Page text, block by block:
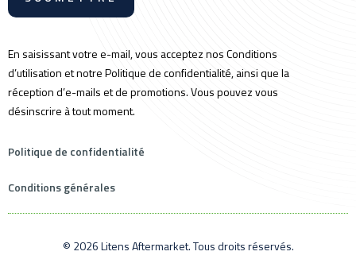
En saisissant votre e-mail, vous acceptez nos Conditions
d’utilisation et notre Politique de confidentialité, ainsi que la
réception d’e-mails et de promotions. Vous pouvez vous
désinscrire à tout moment.
Politique de confidentialité
Conditions générales
© 2026 Litens Aftermarket. Tous droits réservés.